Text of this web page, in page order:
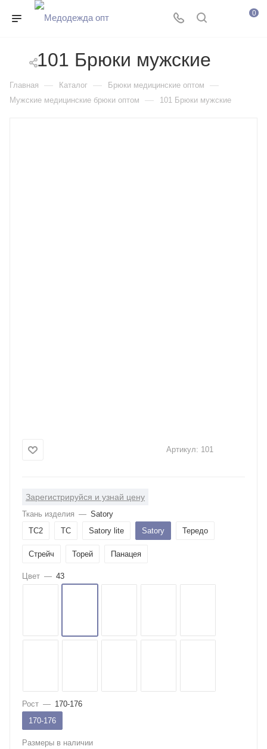
0
101 Брюки мужские
Главная — Каталог — Брюки медицинские оптом —
Мужские медицинские брюки оптом — 101 Брюки мужские
Артикул: 101
Зарегистрируйся и узнай цену
Ткань изделия — Satory
ТС2
ТС Satory lite Satory Тередо
Стрейч Торей Панацея
Цвет — 43
Рост — 170-176
170-176
Размеры в наличии